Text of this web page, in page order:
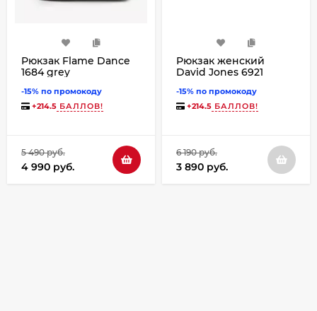
Рюкзак Flame Dance
1684 grey
-15% по промокоду
+214.5 БАЛЛОВ!
5 490 руб.
4 990 руб.
Рюкзак женский
David Jones 6921
-15% по промокоду
+214.5 БАЛЛОВ!
6 190 руб.
3 890 руб.